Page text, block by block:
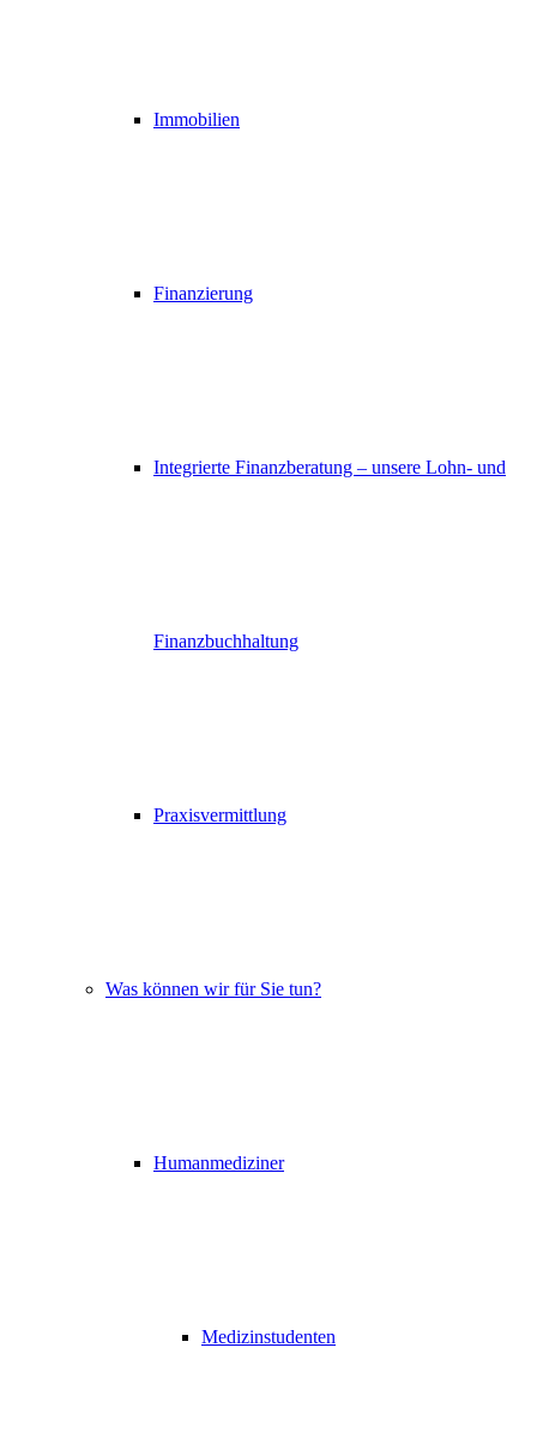
Immobilien
Finanzierung
Integrierte Finanzberatung – unsere Lohn- und
Finanzbuchhaltung
Praxisvermittlung
Was können wir für Sie tun?
Humanmediziner
Medizinstudenten